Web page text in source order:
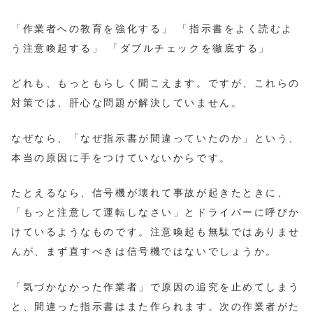
「作業者への教育を強化する」 「指示書をよく読むよ
う注意喚起する」 「ダブルチェックを徹底する」
どれも、もっともらしく聞こえます。ですが、これらの
対策では、肝心な問題が解決していません。
なぜなら、「なぜ指示書が間違っていたのか」という、
本当の原因に手をつけていないからです。
たとえるなら、信号機が壊れて事故が起きたときに、
「もっと注意して運転しなさい」とドライバーに呼びか
けているようなものです。注意喚起も無駄ではありませ
んが、まず直すべきは信号機ではないでしょうか。
「気づかなかった作業者」で原因の追究を止めてしまう
と、間違った指示書はまた作られます。次の作業者がた